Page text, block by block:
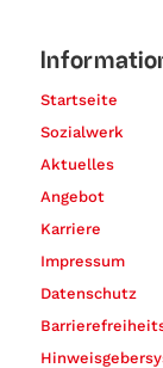
Startseite
Sozialwerk
Aktuelles
Angebot
Karriere
Impressum
Datenschutz